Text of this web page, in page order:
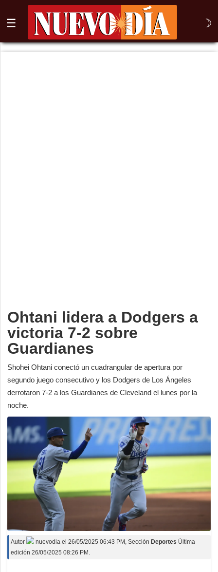
☰ ☽
⌕
Ohtani lidera a Dodgers a
victoria 7-2 sobre
Guardianes
Shohei Ohtani conectó un cuadrangular de apertura por
segundo juego consecutivo y los Dodgers de Los Ángeles
derrotaron 7-2 a los Guardianes de Cleveland el lunes por la
noche.
Autor nuevodia el 26/05/2025 06:43 PM , Sección Deportes Última
edición 26/05/2025 08:26 PM.